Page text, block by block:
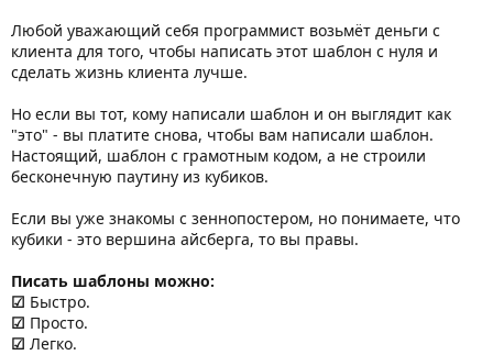
Любой уважающий себя программист возьмёт деньги с
клиента для того, чтобы написать этот шаблон с нуля и
сделать жизнь клиента лучше.
Но если вы тот, кому написали шаблон и он выглядит как
"это" - вы платите снова, чтобы вам написали шаблон.
Настоящий, шаблон с грамотным кодом, а не строили
бесконечную паутину из кубиков.
Если вы уже знакомы с зеннопостером, но понимаете, что
кубики - это вершина айсберга, то вы правы.
Писать шаблоны можно:
☑ Быстро.
☑ Просто.
☑ Легко.